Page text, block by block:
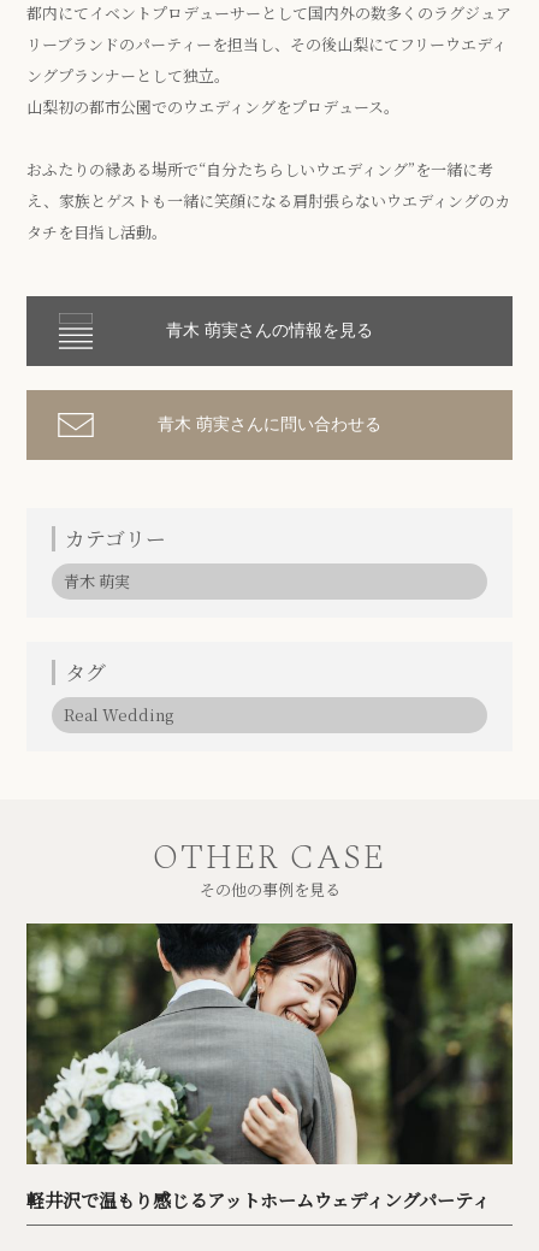
都内にてイベントプロデューサーとして国内外の数多くのラグジュア
リーブランドのパーティーを担当し、その後山梨にてフリーウエディ
ングプランナーとして独立。
山梨初の都市公園でのウエディングをプロデュース。
おふたりの縁ある場所で“自分たちらしいウエディング”を一緒に考
え、家族とゲストも一緒に笑顔になる肩肘張らないウエディングのカ
タチを目指し活動。
青木 萌実さんの情報を見る
青木 萌実さんに問い合わせる
カテゴリー
青木 萌実
タグ
Real Wedding
OTHER CASE
その他の事例を見る
軽井沢で温もり感じるアットホームウェディングパーティ